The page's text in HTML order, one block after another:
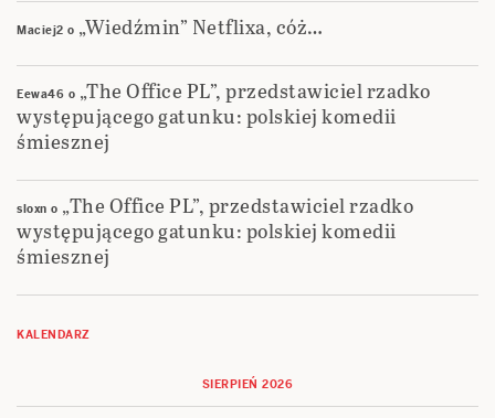
Maciej2 o „Wiedźmin” Netflixa, cóż…
Eewa46 o „The Office PL”, przedstawiciel rzadko
występującego gatunku: polskiej komedii
śmiesznej
sloxn o „The Office PL”, przedstawiciel rzadko
występującego gatunku: polskiej komedii
śmiesznej
KALENDARZ
SIERPIEŃ 2026